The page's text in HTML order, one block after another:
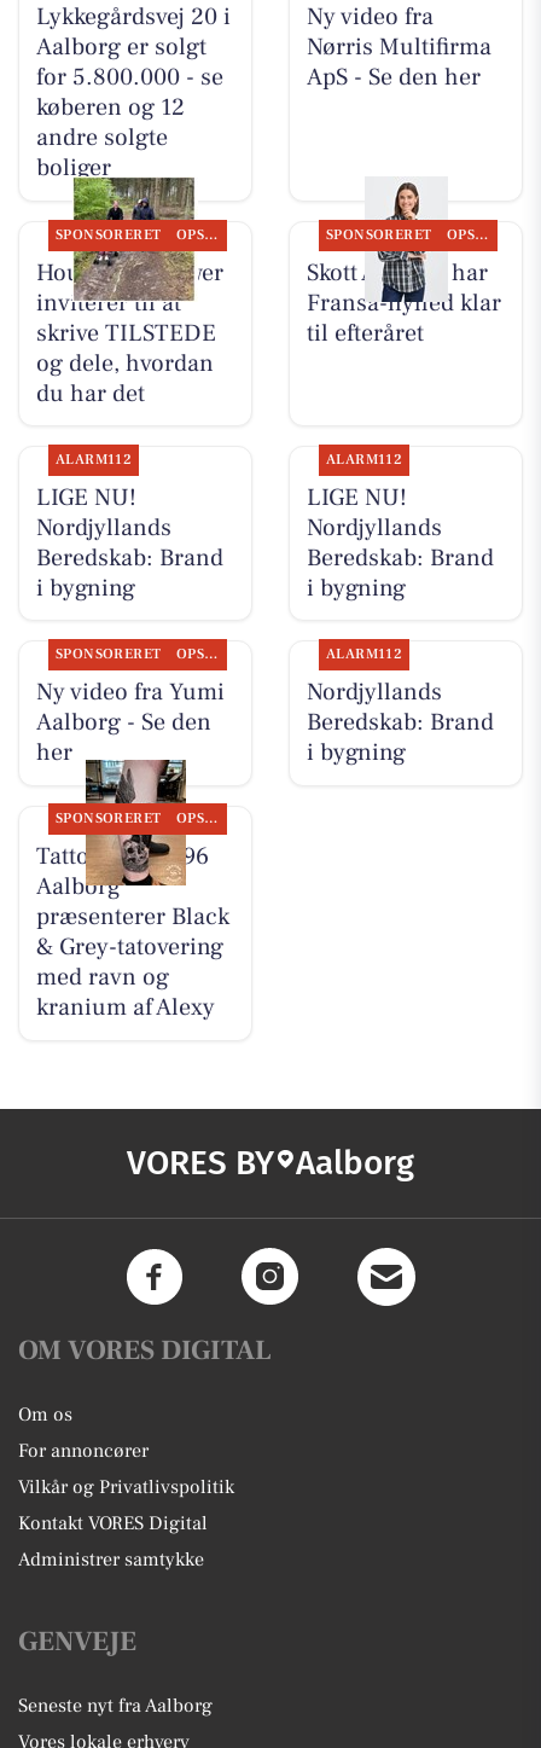
Lykkegårdsvej 20 i
Aalborg er solgt
for 5.800.000 - se
køberen og 12
andre solgte
boliger
Ny video fra
Nørris Multifirma
ApS - Se den her
SPONSORERET OPSLAGSTAVLEN
Houen Life Power
inviterer til at
skrive TILSTEDE
og dele, hvordan
du har det
SPONSORERET OPSLAGSTAVLEN
Skott Aalborg har
Fransa-nyhed klar
til efteråret
ALARM112
LIGE NU!
Nordjyllands
Beredskab: Brand
i bygning
ALARM112
LIGE NU!
Nordjyllands
Beredskab: Brand
i bygning
SPONSORERET OPSLAGSTAVLEN
Ny video fra Yumi
Aalborg - Se den
her
ALARM112
Nordjyllands
Beredskab: Brand
i bygning
SPONSORERET OPSLAGSTAVLEN
Tattoo Studio 96
Aalborg
præsenterer Black
& Grey-tatovering
med ravn og
kranium af Alexy
VORES BY Aalborg
OM VORES DIGITAL
Om os
For annoncører
Vilkår og Privatlivspolitik
Kontakt VORES Digital
Administrer samtykke
GENVEJE
Seneste nyt fra Aalborg
Vores lokale erhverv